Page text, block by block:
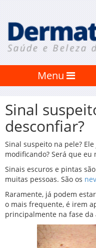
Menu
Sinal
desconfiar?
Sinal suspeito na pele?
modificando? Será que
Sinais escuros e pintas
muitas pessoas. São os
Raramente, já podem
o mais frequente, é irem
principalmente na fase da